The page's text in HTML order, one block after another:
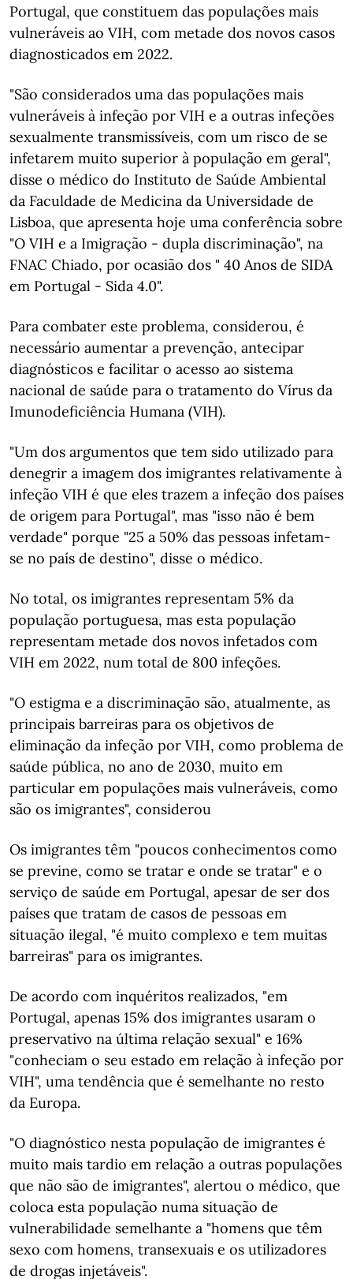
Portugal, que constituem das populações mais
vulneráveis ao VIH, com metade dos novos casos
diagnosticados em 2022.
"São considerados uma das populações mais
vulneráveis à infeção por VIH e a outras infeções
sexualmente transmissíveis, com um risco de se
infetarem muito superior à população em geral",
disse o médico do Instituto de Saúde Ambiental
da Faculdade de Medicina da Universidade de
Lisboa, que apresenta hoje uma conferência sobre
"O VIH e a Imigração - dupla discriminação", na
FNAC Chiado, por ocasião dos " 40 Anos de SIDA
em Portugal - Sida 4.0".
Para combater este problema, considerou, é
necessário aumentar a prevenção, antecipar
diagnósticos e facilitar o acesso ao sistema
nacional de saúde para o tratamento do Vírus da
Imunodeficiência Humana (VIH).
"Um dos argumentos que tem sido utilizado para
denegrir a imagem dos imigrantes relativamente à
infeção VIH é que eles trazem a infeção dos países
de origem para Portugal", mas "isso não é bem
verdade" porque "25 a 50% das pessoas infetam-
se no país de destino", disse o médico.
No total, os imigrantes representam 5% da
população portuguesa, mas esta população
representam metade dos novos infetados com
VIH em 2022, num total de 800 infeções.
"O estigma e a discriminação são, atualmente, as
principais barreiras para os objetivos de
eliminação da infeção por VIH, como problema de
saúde pública, no ano de 2030, muito em
particular em populações mais vulneráveis, como
são os imigrantes", considerou
Os imigrantes têm "poucos conhecimentos como
se previne, como se tratar e onde se tratar" e o
serviço de saúde em Portugal, apesar de ser dos
países que tratam de casos de pessoas em
situação ilegal, "é muito complexo e tem muitas
barreiras" para os imigrantes.
De acordo com inquéritos realizados, "em
Portugal, apenas 15% dos imigrantes usaram o
preservativo na última relação sexual" e 16%
"conheciam o seu estado em relação à infeção por
VIH", uma tendência que é semelhante no resto
da Europa.
"O diagnóstico nesta população de imigrantes é
muito mais tardio em relação a outras populações
que não são de imigrantes", alertou o médico, que
coloca esta população numa situação de
vulnerabilidade semelhante a "homens que têm
sexo com homens, transexuais e os utilizadores
de drogas injetáveis".